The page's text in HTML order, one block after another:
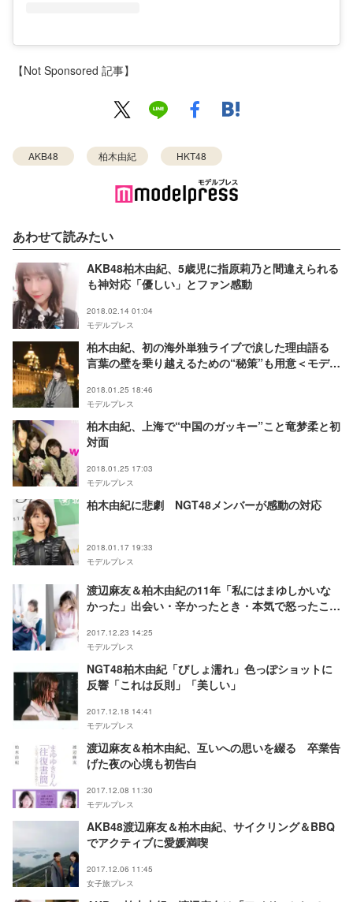
【Not Sponsored 記事】
AKB48 柏木由紀 HKT48
あわせて読みたい
AKB48柏木由紀、5歳児に指原莉乃と間違えられる
も神対応「優しい」とファン感動
2018.02.14 01:04
モデルプレス
柏木由紀、初の海外単独ライブで涙した理由語る
言葉の壁を乗り越えるための“秘策”も用意＜モデル
2018.01.25 18:46
モデルプレス
柏木由紀、上海で“中国のガッキー”こと竜梦柔と初
対面
2018.01.25 17:03
モデルプレス
柏木由紀に悲劇 NGT48メンバーが感動の対応
2018.01.17 19:33
モデルプレス
渡辺麻友＆柏木由紀の11年「私にはまゆしかいな
かった」出会い・辛かったとき・本気で怒ったこ
2017.12.23 14:25
モデルプレス
NGT48柏木由紀「びしょ濡れ」色っぽショットに
反響「これは反則」「美しい」
2017.12.18 14:41
モデルプレス
渡辺麻友＆柏木由紀、互いへの思いを綴る 卒業告
げた夜の心境も初告白
2017.12.08 11:30
モデルプレス
AKB48渡辺麻友＆柏木由紀、サイクリング＆BBQ
でアクティブに愛媛満喫
2017.12.06 11:45
女子旅プレス